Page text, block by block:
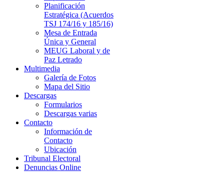
Planificación
Estratégica (Acuerdos
TSJ 174/16 y 185/16)
Mesa de Entrada
Única y General
MEUG Laboral y de
Paz Letrado
Multimedia
Galería de Fotos
Mapa del Sitio
Descargas
Formularios
Descargas varias
Contacto
Información de
Contacto
Ubicación
Tribunal Electoral
Denuncias Online